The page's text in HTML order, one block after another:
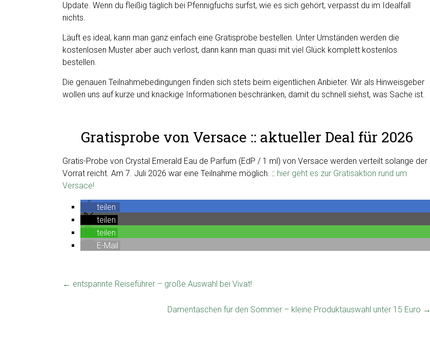
Update. Wenn du fleißig täglich bei Pfennigfuchs surfst, wie es sich gehört, verpasst du im Idealfall
nichts.
Läuft es ideal, kann man ganz einfach eine Gratisprobe bestellen. Unter Umständen werden die
kostenlosen Muster aber auch verlost, dann kann man quasi mit viel Glück komplett kostenlos
bestellen.
Die genauen Teilnahmebedingungen finden sich stets beim eigentlichen Anbieter. Wir als Hinweisgeber
wollen uns auf kurze und knackige Informationen beschränken, damit du schnell siehst, was Sache ist.
Gratisprobe von Versace :: aktueller Deal für 2026
Gratis-Probe von Crystal Emerald Eau de Parfum (EdP / 1 ml) von Versace werden verteilt solange der
Vorrat reicht. Am 7. Juli 2026 war eine Teilnahme möglich. :: hier geht es zur Gratisaktion rund um
Versace!
teilen
teilen
teilen
E-Mail
← entspannte Reiseführer – große Auswahl bei Vivat!
Damentaschen für den Sommer – kleine Produktauswahl unter 15 Euro →